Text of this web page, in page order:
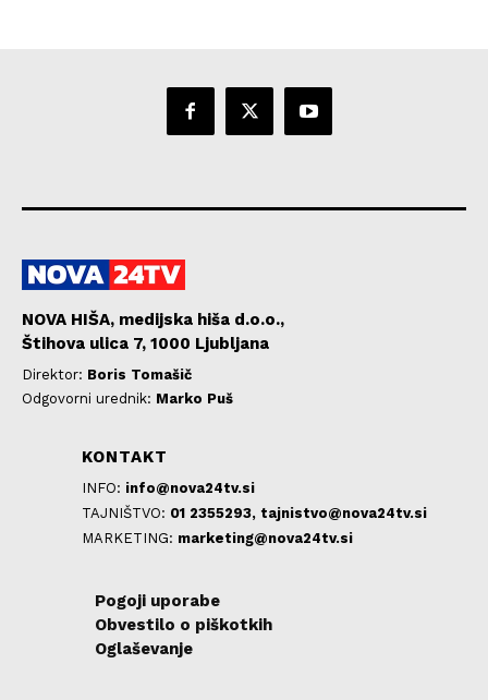
NOVA HIŠA, medijska hiša d.o.o.,
Štihova ulica 7, 1000 Ljubljana
Direktor: Boris Tomašič
Odgovorni urednik: Marko Puš
KONTAKT
INFO: info@nova24tv.si
TAJNIŠTVO: 01 2355293, tajnistvo@nova24tv.si
MARKETING: marketing@nova24tv.si
Pogoji uporabe
Obvestilo o piškotkih
Oglaševanje